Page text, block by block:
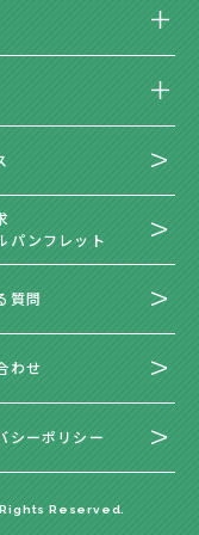
パンフレット
質問
わせ
シーポリシー
Reserved.